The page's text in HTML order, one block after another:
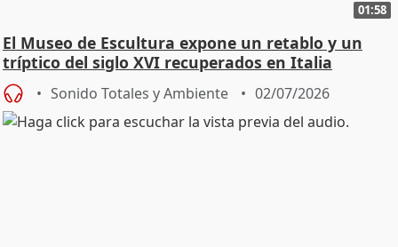
01:58
El Museo de Escultura expone un retablo y un
tríptico del siglo XVI recuperados en Italia
Sonido Totales y Ambiente 02/07/2026